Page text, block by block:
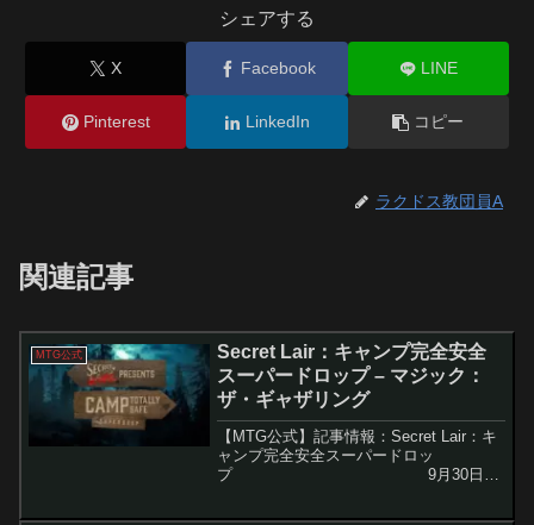
シェアする
X Facebook LINE
Pinterest LinkedIn コピー
ラクドス教団員A
関連記事
MTG公式
Secret Lair：キャンプ完全安全
スーパードロップ – マジック：
ザ・ギャザリング
【MTG公式】記事情報：Secret Lair：キ
ャンプ完全安全スーパードロッ
プ 9月30日に